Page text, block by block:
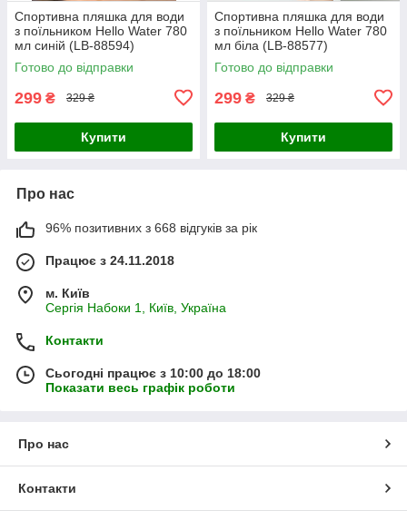
Спортивна пляшка для води
з поїльником Hello Water 780
мл синій (LB-88594)
Готово до відправки
299 ₴ 329 ₴
Купити
Спортивна пляшка для води
з поїльником Hello Water 780
мл біла (LB-88577)
Готово до відправки
299 ₴ 329 ₴
Купити
Про нас
96% позитивних з 668 відгуків за рік
Працює з 24.11.2018
м. Київ
Сергія Набоки 1, Київ, Україна
Контакти
Сьогодні працює з 10:00 до 18:00
Показати весь графік роботи
Про нас
Контакти